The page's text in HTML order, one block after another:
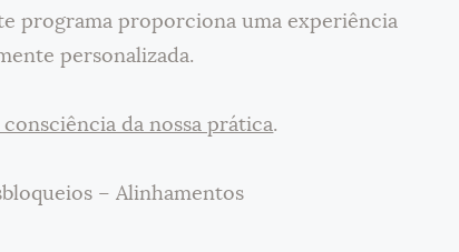
programa proporciona uma experiência
personalizada.
da nossa prática.
– Alinhamentos